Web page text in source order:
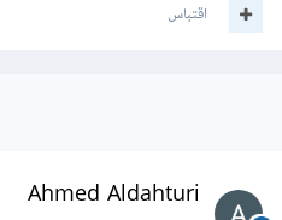
اقتباس
Ahmed Aldahturi